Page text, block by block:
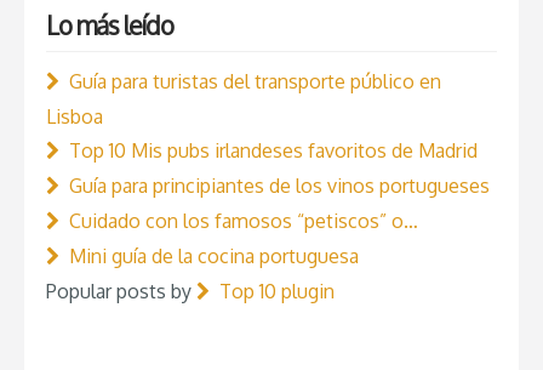
Lo más leído
Guía para turistas del transporte público en
Lisboa
Top 10 Mis pubs irlandeses favoritos de Madrid
Guía para principiantes de los vinos portugueses
Cuidado con los famosos “petiscos” o…
Mini guía de la cocina portuguesa
Popular posts by
Top 10 plugin